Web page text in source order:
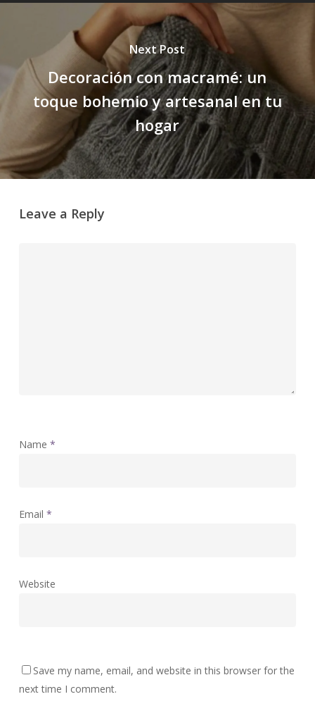
Next Post
Decoración con macramé: un
toque bohemio y artesanal en tu
hogar
Leave a Reply
Name *
Email *
Website
Save my name, email, and website in this browser for the
next time I comment.